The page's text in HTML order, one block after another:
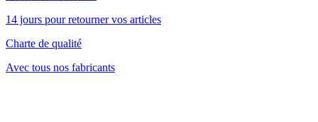
14 jours pour retourner vos articles
Charte de qualité
Avec tous nos fabricants